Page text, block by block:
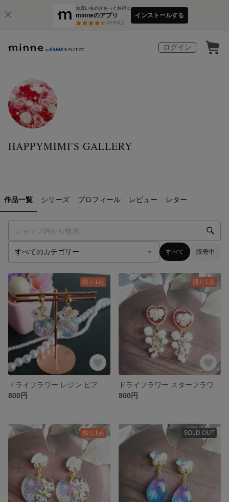
お買いものがもっとお得に
minneのアプリ
3万件以上
インストールする
ログイン
HAPPYMIMI'S GALLERY
作品一覧 シリーズ プロフィール レビュー レター
すべて 販売中
残り1点
800円
残り1点
800円
残り1点 SOLD OUT